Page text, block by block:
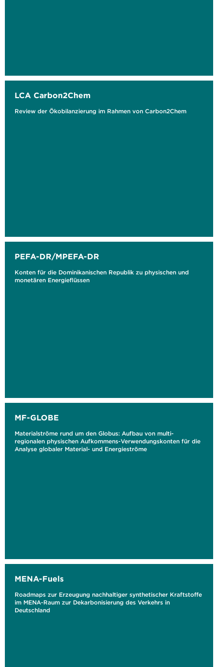
LCA Carbon2Chem
Review der Ökobilanzierung im Rahmen von Carbon2Chem
PEFA-DR/MPEFA-DR
Konten für die Dominikanischen Republik zu physischen und
monetären Energieflüssen
MF-GLOBE
Materialströme rund um den Globus: Aufbau von multi-
regionalen physischen Aufkommens-Verwendungskonten für die
Analyse globaler Material- und Energieströme
MENA-Fuels
Roadmaps zur Erzeugung nachhaltiger synthetischer Kraftstoffe
im MENA-Raum zur Dekarbonisierung des Verkehrs in
Deutschland